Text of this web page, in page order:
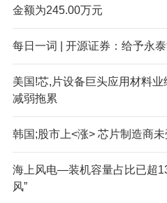
金额为245.00万元
每日一词 | 开源证券：给予永
美国!芯,片设备巨头应用材料
减弱拖累
韩国;股市上<涨> 芯片制造商
海上风电—装机容量占比已超
风”